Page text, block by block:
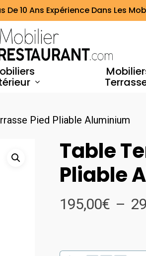
De 10 Ans Expérience Dans Les
Pied Pliable Aluminium
Table
Pliable
195,00€ –